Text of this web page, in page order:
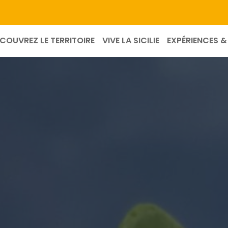
LE TERRITOIRE VIVE LA SICILIE EXPÉRIENCES